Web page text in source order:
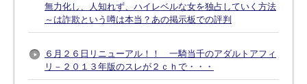
無力化し、人知れず、ハイレベルな女を独占していく方法
～は詐欺という噂は本当？あの掲示板での評判
６月２６日リニューアル！！ 一騎当千のアダルトアフィ
リ－２０１３年版のスレが２ｃｈで・・・